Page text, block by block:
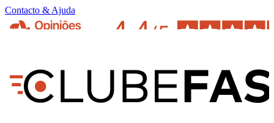
Contacto & Ajuda